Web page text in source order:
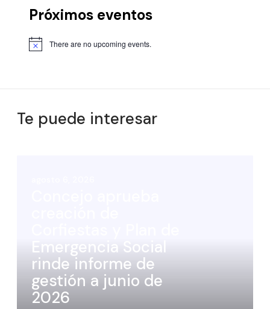
Próximos eventos
There are no upcoming events.
Te puede interesar
Emergencia Social
rinde informe de
gestión a junio de
2026